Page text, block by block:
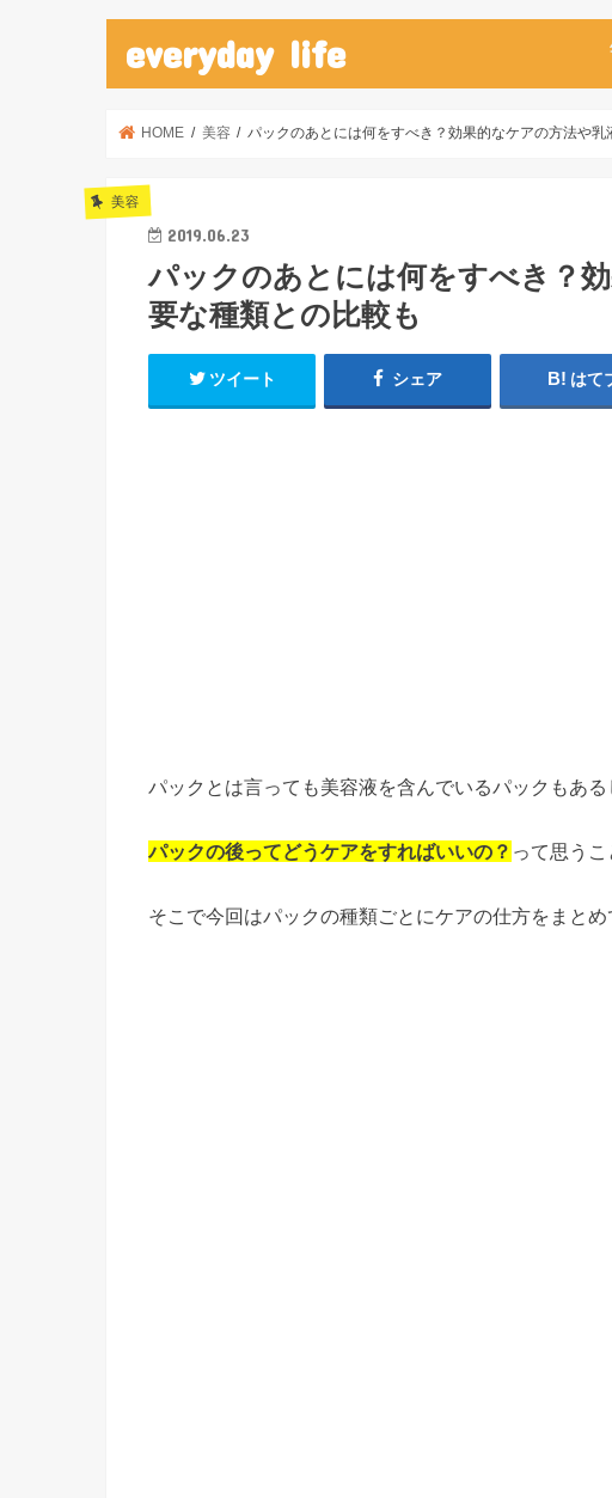
everyday life
HOME 美容 パックのあとには何をすべき？効果的なケアの方法や乳
美容
2019.06.23
パックのあとには何をすべき？
要な種類との比較も
ツイート シェア はて
パックとは言っても美容液を含んでいるパックもあ
パックの後ってどうケアをすればいいの？ って思うこ
そこで今回はパックの種類ごとにケアの仕方をまとめ